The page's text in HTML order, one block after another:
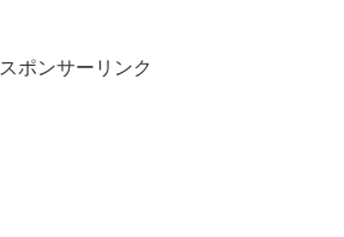
スポンサーリンク